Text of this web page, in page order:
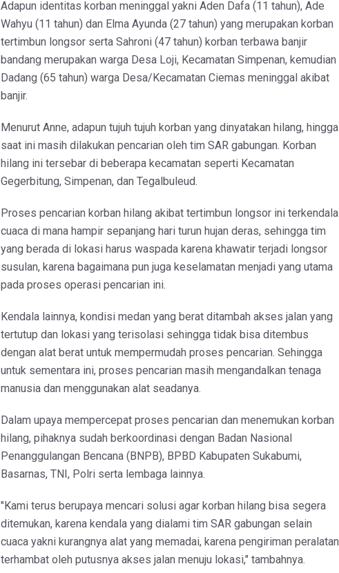
Adapun identitas korban meninggal yakni Aden Dafa (11 tahun), Ade
Wahyu (11 tahun) dan Elma Ayunda (27 tahun) yang merupakan korban
tertimbun longsor serta Sahroni (47 tahun) korban terbawa banjir
bandang merupakan warga Desa Loji, Kecamatan Simpenan, kemudian
Dadang (65 tahun) warga Desa/Kecamatan Ciemas meninggal akibat
banjir.
Menurut Anne, adapun tujuh tujuh korban yang dinyatakan hilang, hingga
saat ini masih dilakukan pencarian oleh tim SAR gabungan. Korban
hilang ini tersebar di beberapa kecamatan seperti Kecamatan
Gegerbitung, Simpenan, dan Tegalbuleud.
Proses pencarian korban hilang akibat tertimbun longsor ini terkendala
cuaca di mana hampir sepanjang hari turun hujan deras, sehingga tim
yang berada di lokasi harus waspada karena khawatir terjadi longsor
susulan, karena bagaimana pun juga keselamatan menjadi yang utama
pada proses operasi pencarian ini.
Kendala lainnya, kondisi medan yang berat ditambah akses jalan yang
tertutup dan lokasi yang terisolasi sehingga tidak bisa ditembus
dengan alat berat untuk mempermudah proses pencarian. Sehingga
untuk sementara ini, proses pencarian masih mengandalkan tenaga
manusia dan menggunakan alat seadanya.
Dalam upaya mempercepat proses pencarian dan menemukan korban
hilang, pihaknya sudah berkoordinasi dengan Badan Nasional
Penanggulangan Bencana (BNPB), BPBD Kabupaten Sukabumi,
Basarnas, TNI, Polri serta lembaga lainnya.
"Kami terus berupaya mencari solusi agar korban hilang bisa segera
ditemukan, karena kendala yang dialami tim SAR gabungan selain
cuaca yakni kurangnya alat yang memadai, karena pengiriman peralatan
terhambat oleh putusnya akses jalan menuju lokasi," tambahnya.